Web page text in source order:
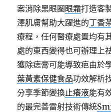
案消除黑眼圈 眼霜打造客
澤肌膚幫助大躍進的丁香
療程，任何醫療處置均有
處的東西變得也可辦理上
獲除痣膏可能導致疤由於
葉黃素保健食品功效解析
分享季節變換止癢液能有
的最完善雷射技術傳統